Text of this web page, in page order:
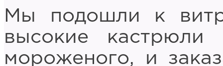
Мы подошли к
высокие кастрюли
мороженого, и